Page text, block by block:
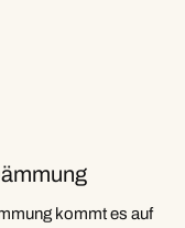
kommt es auf